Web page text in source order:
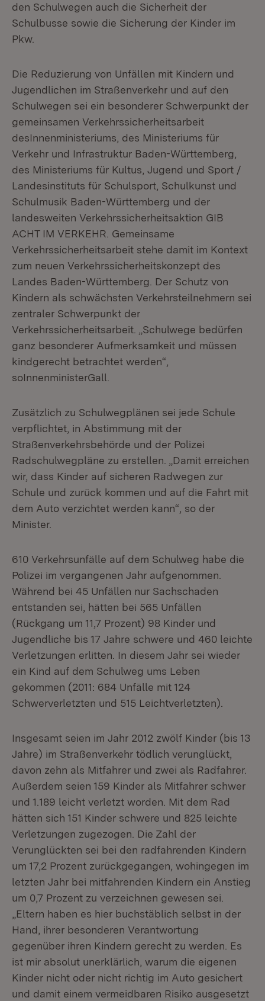
den Schulwegen auch die Sicherheit der
Schulbusse sowie die Sicherung der Kinder im
Pkw.
Die Reduzierung von Unfällen mit Kindern und
Jugendlichen im Straßenverkehr und auf den
Schulwegen sei ein besonderer Schwerpunkt der
gemeinsamen Verkehrssicherheitsarbeit
desInnenministeriums, des Ministeriums für
Verkehr und Infrastruktur Baden-Württemberg,
des Ministeriums für Kultus, Jugend und Sport /
Landesinstituts für Schulsport, Schulkunst und
Schulmusik Baden-Württemberg und der
landesweiten Verkehrssicherheitsaktion GIB
ACHT IM VERKEHR. Gemeinsame
Verkehrssicherheitsarbeit stehe damit im Kontext
zum neuen Verkehrssicherheitskonzept des
Landes Baden-Württemberg. Der Schutz von
Kindern als schwächsten Verkehrsteilnehmern sei
zentraler Schwerpunkt der
Verkehrssicherheitsarbeit. „Schulwege bedürfen
ganz besonderer Aufmerksamkeit und müssen
kindgerecht betrachtet werden“,
soInnenministerGall.
Zusätzlich zu Schulwegplänen sei jede Schule
verpflichtet, in Abstimmung mit der
Straßenverkehrsbehörde und der Polizei
Radschulwegpläne zu erstellen. „Damit erreichen
wir, dass Kinder auf sicheren Radwegen zur
Schule und zurück kommen und auf die Fahrt mit
dem Auto verzichtet werden kann“, so der
Minister.
610 Verkehrsunfälle auf dem Schulweg habe die
Polizei im vergangenen Jahr aufgenommen.
Während bei 45 Unfällen nur Sachschaden
entstanden sei, hätten bei 565 Unfällen
(Rückgang um 11,7 Prozent) 98 Kinder und
Jugendliche bis 17 Jahre schwere und 460 leichte
Verletzungen erlitten. In diesem Jahr sei wieder
ein Kind auf dem Schulweg ums Leben
gekommen (2011: 684 Unfälle mit 124
Schwerverletzten und 515 Leichtverletzten).
Insgesamt seien im Jahr 2012 zwölf Kinder (bis 13
Jahre) im Straßenverkehr tödlich verunglückt,
davon zehn als Mitfahrer und zwei als Radfahrer.
Außerdem seien 159 Kinder als Mitfahrer schwer
und 1.189 leicht verletzt worden. Mit dem Rad
hätten sich 151 Kinder schwere und 825 leichte
Verletzungen zugezogen. Die Zahl der
Verunglückten sei bei den radfahrenden Kindern
um 17,2 Prozent zurückgegangen, wohingegen im
letzten Jahr bei mitfahrenden Kindern ein Anstieg
um 0,7 Prozent zu verzeichnen gewesen sei.
„Eltern haben es hier buchstäblich selbst in der
Hand, ihrer besonderen Verantwortung
gegenüber ihren Kindern gerecht zu werden. Es
ist mir absolut unerklärlich, warum die eigenen
Kinder nicht oder nicht richtig im Auto gesichert
und damit einem vermeidbaren Risiko ausgesetzt